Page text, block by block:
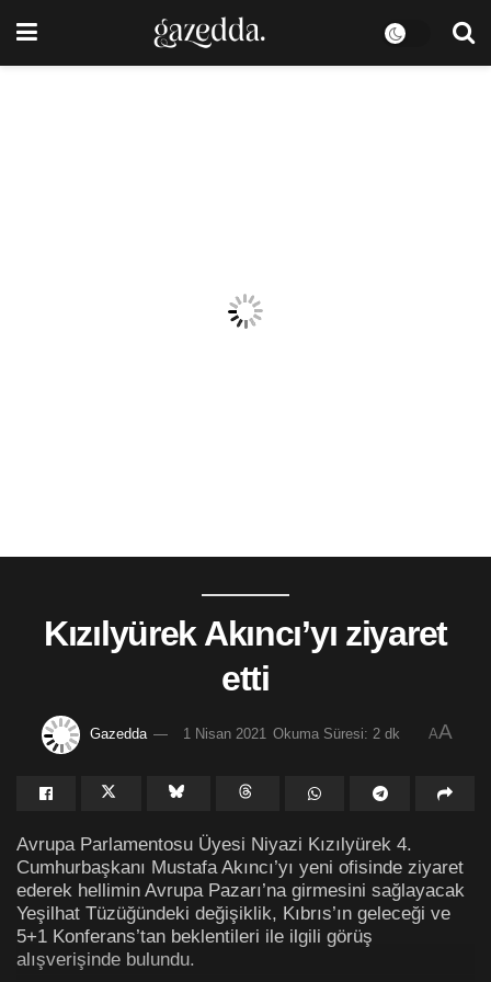
Kızılyürek Akıncı’yı ziyaret
etti
Gazedda 1 Nisan 2021 Okuma Süresi: 2 dk AA
Avrupa Parlamentosu Üyesi Niyazi Kızılyürek 4.
Cumhurbaşkanı Mustafa Akıncı’yı yeni ofisinde ziyaret
ederek hellimin Avrupa Pazarı’na girmesini sağlayacak
Yeşilhat Tüzüğündeki değişiklik, Kıbrıs’ın geleceği ve
5+1 Konferans’tan beklentileri ile ilgili görüş
alışverişinde bulundu.